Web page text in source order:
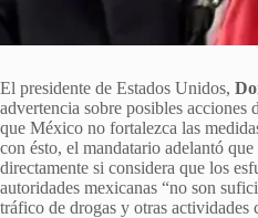
El presidente de Estados Unidos,
advertencia sobre posibles acciones
que México no fortalezca las
con ésto, el mandatario adelantó
directamente si considera que los
autoridades mexicanas “no son
tráfico de drogas y otras actividades